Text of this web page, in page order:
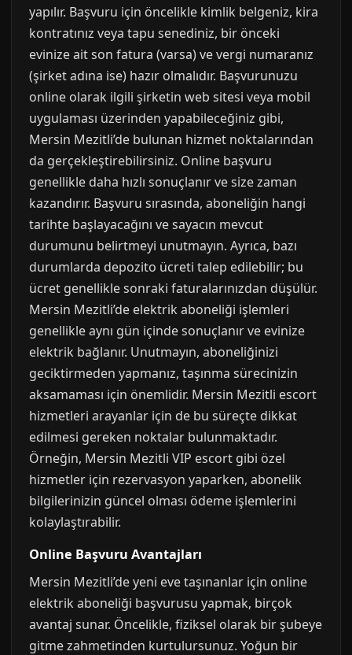
yapılır. Başvuru için öncelikle kimlik belgeniz, kira
kontratınız veya tapu senediniz, bir önceki
evinize ait son fatura (varsa) ve vergi numaranız
(şirket adına ise) hazır olmalıdır. Başvurunuzu
online olarak ilgili şirketin web sitesi veya mobil
uygulaması üzerinden yapabileceğiniz gibi,
Mersin Mezitli’de bulunan hizmet noktalarından
da gerçekleştirebilirsiniz. Online başvuru
genellikle daha hızlı sonuçlanır ve size zaman
kazandırır. Başvuru sırasında, aboneliğin hangi
tarihte başlayacağını ve sayacın mevcut
durumunu belirtmeyi unutmayın. Ayrıca, bazı
durumlarda depozito ücreti talep edilebilir; bu
ücret genellikle sonraki faturalarınızdan düşülür.
Mersin Mezitli’de elektrik aboneliği işlemleri
genellikle aynı gün içinde sonuçlanır ve evinize
elektrik bağlanır. Unutmayın, aboneliğinizi
geciktirmeden yapmanız, taşınma sürecinizin
aksamaması için önemlidir. Mersin Mezitli escort
hizmetleri arayanlar için de bu süreçte dikkat
edilmesi gereken noktalar bulunmaktadır.
Örneğin, Mersin Mezitli VIP escort gibi özel
hizmetler için rezervasyon yaparken, abonelik
bilgilerinizin güncel olması ödeme işlemlerini
kolaylaştırabilir.
Online Başvuru Avantajları
Mersin Mezitli’de yeni eve taşınanlar için online
elektrik aboneliği başvurusu yapmak, birçok
avantaj sunar. Öncelikle, fiziksel olarak bir şubeye
gitme zahmetinden kurtulursunuz. Yoğun bir